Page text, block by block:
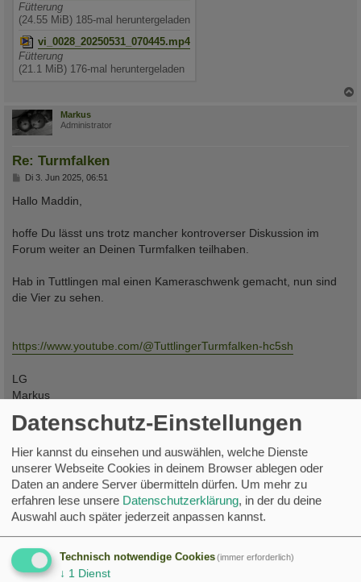
Fütterung
(24.55 MiB) 185-mal heruntergeladen
vi_0028_20250531_070445.mp4
Fütterung
(21.1 MiB) 176-mal heruntergeladen
Markus
Administrator
Re: Turmfalken
B
i
t
a
g
Di 3. Jun 2025, 06:51
Hallo Maddin,
hoffe Du lässt uns trotz mancher kontroverser Diskussion im
Forum weiter an Deinen Turmfalken teilhaben.
Hab in Tuttlingen mal einen Kameraschwenk gemacht, nun sind
die Vier zu sehen.
https://www.youtube.com/@TuttlingerTurmfalken-hc5sh
LG
Markus
Saison 2026
Segler Nistplätze 7 von 14 belegt. (hiervon 2 Neuzugänge)
Ankunft: 9 von 14
Eier:
Bruten:
Schlupfe:
Turmfalken - Stream ist vorerst offline da Nistplatz leer.
https://www.youtube.com/@TuttlingerTurmfalken-hc5sh
Datenschutz-Einstellungen
Hier kannst du einsehen und auswählen, welche Dienste
unserer Webseite Cookies in deinem Browser ablegen oder
Daten an andere Server übermitteln dürfen. Um mehr zu
erfahren lese unsere Datenschutzerklärung, in der du deine
Auswahl auch später jederzeit anpassen kannst.
Technisch notwendige Cookies(immer erforderlich)
↓ 1 Dienst